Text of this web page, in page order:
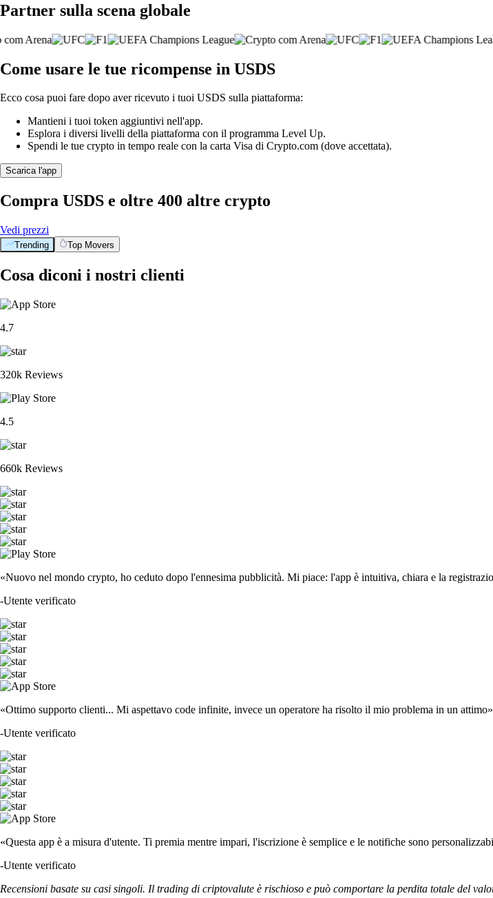
Partner sulla scena globale
Come usare le tue ricompense in USDS
Ecco cosa puoi fare dopo aver ricevuto i tuoi USDS sulla piattaforma:
Mantieni i tuoi token aggiuntivi nell'app.
Esplora i diversi livelli della piattaforma con il programma Level Up.
Spendi le tue crypto in tempo reale con la carta Visa di Crypto.com (dove accettata).
Scarica l'app
Compra USDS e oltre 400 altre crypto
Vedi prezzi
Trending Top Movers
Cosa diconi i nostri clienti
4.7
320k Reviews
4.5
660k Reviews
«Nuovo nel mondo crypto, ho ceduto dopo l'ennesima pubblicità. Mi piace: l'app è intuitiva, chiara e la
-Utente verificato
«Ottimo supporto clienti... Mi aspettavo code infinite, invece un operatore ha risolto il mio problema in un
-Utente verificato
«Questa app è a misura d'utente. Ti premia mentre impari, l'iscrizione è semplice e le notifiche sono
-Utente verificato
Recensioni basate su casi singoli. Il trading di criptovalute è rischioso e può comportare la perdita totale del